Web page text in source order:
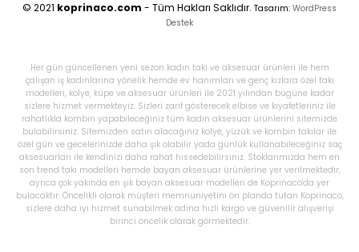
© 2021 koprinaco.com - Tüm Hakları Saklıdır. Tasarım: WordPress
Destek
Her gün güncellenen yeni sezon kadın takı ve aksesuar ürünleri ile hem
çalışan iş kadınlarına yönelik hemde ev hanımları ve genç kızlara özel takı
modelleri, kolye, küpe ve aksesuar ürünleri ile 2021 yılından bugüne kadar
sizlere hizmet vermekteyiz. Sizleri zarif gösterecek elbise ve kıyafetleriniz ile
rahatlıkla kombin yapabileceğiniz tüm kadın aksesuar ürünlerini sitemizde
bulabilirsiniz. Sitemizden satın alacağınız kolye, yüzük ve kombin takılar ile
özel gün ve gecelerinizde daha şık olabilir yada günlük kullanabileceğiniz saç
aksesuarları ile kendinizi daha rahat hissedebilirsiniz. Stoklarımızda hem en
son trend takı modelleri hemde bayan aksesuar ürünlerine yer verilmektedir,
ayrıca çok yakında en şık bayan aksesuar modelleri de Koprinaco'da yer
bulacaktır. Öncelikli olarak müşteri memnuniyetini ön planda tutan Koprinaco,
sizlere daha iyi hizmet sunabilmek adına hızlı kargo ve güvenilir alışverişi
birinci öncelik olarak görmektedir.